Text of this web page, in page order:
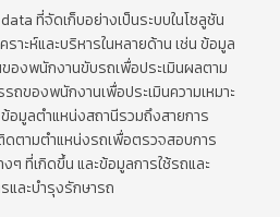
ที่จัดเก็บอย่างเป็นระบบในโซลูชัน
าะห์และบริหารในหลายด้าน เช่น ข้อมูล
องพนักงานขับรถเพื่อประเมินผลตาม
ถของพนักงานเพื่อประเมินความเหมาะ
อมูลตำแหน่งสถานีรวมถึงสายการ
ดตามตำแหน่งรถเพื่อตรวจสอบการ
ๆ ที่เกิดขึ้น และข้อมูลการใช้รถและ
และบำรุงรักษารถ